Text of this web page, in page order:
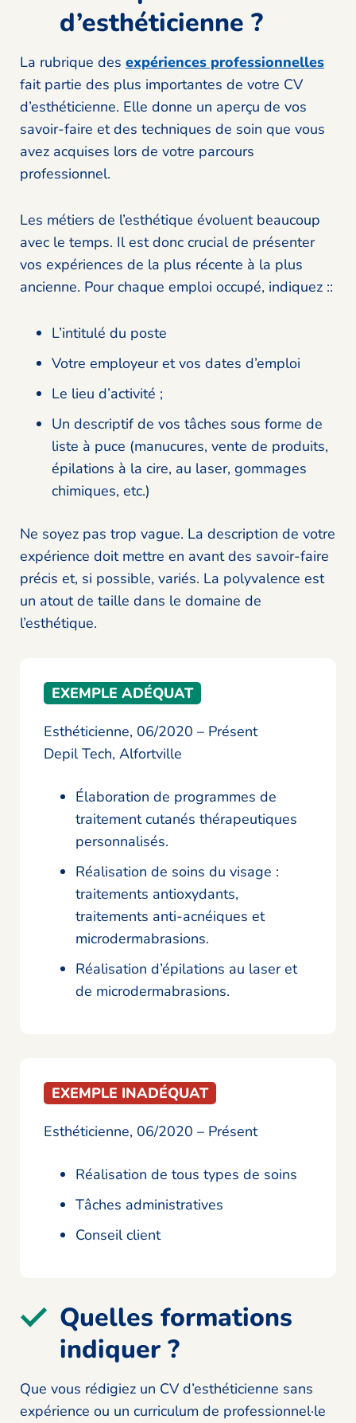
d’esthéticienne ?
La rubrique des expériences professionnelles
fait partie des plus importantes de votre CV
d’esthéticienne. Elle donne un aperçu de vos
savoir-faire et des techniques de soin que vous
avez acquises lors de votre parcours
professionnel.
Les métiers de l’esthétique évoluent beaucoup
avec le temps. Il est donc crucial de présenter
vos expériences de la plus récente à la plus
ancienne. Pour chaque emploi occupé, indiquez ::
L’intitulé du poste
Votre employeur et vos dates d’emploi
Le lieu d’activité ;
Un descriptif de vos tâches sous forme de
liste à puce (manucures, vente de produits,
épilations à la cire, au laser, gommages
chimiques, etc.)
Ne soyez pas trop vague. La description de votre
expérience doit mettre en avant des savoir-faire
précis et, si possible, variés. La polyvalence est
un atout de taille dans le domaine de
l’esthétique.
EXEMPLE ADÉQUAT
Esthéticienne, 06/2020 – Présent
Depil Tech, Alfortville
Élaboration de programmes de
traitement cutanés thérapeutiques
personnalisés.
Réalisation de soins du visage :
traitements antioxydants,
traitements anti-acnéiques et
microdermabrasions.
Réalisation d’épilations au laser et
de microdermabrasions.
EXEMPLE INADÉQUAT
Esthéticienne, 06/2020 – Présent
Réalisation de tous types de soins
Tâches administratives
Conseil client
Quelles formations
indiquer ?
Que vous rédigiez un CV d’esthéticienne sans
expérience ou un curriculum de professionnel·le